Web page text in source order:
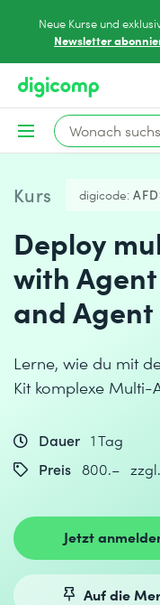
Neue Kurse und
Newsletter
Kurs digicode:
Deploy
with
and
Lerne, wie du mit
Kit komplexe Multi-
Dauer 1 Tag
Preis 800.– zzgl.
Jetzt
Auf die